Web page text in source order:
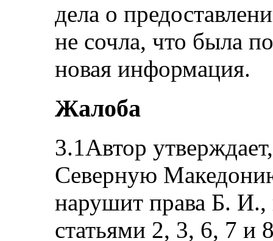
дела о
не сочла, что была
новая информация.
Жалоба
3.1Автор
Северную
нарушит права Б. И.,
статьями 2, 3, 6, 7 и